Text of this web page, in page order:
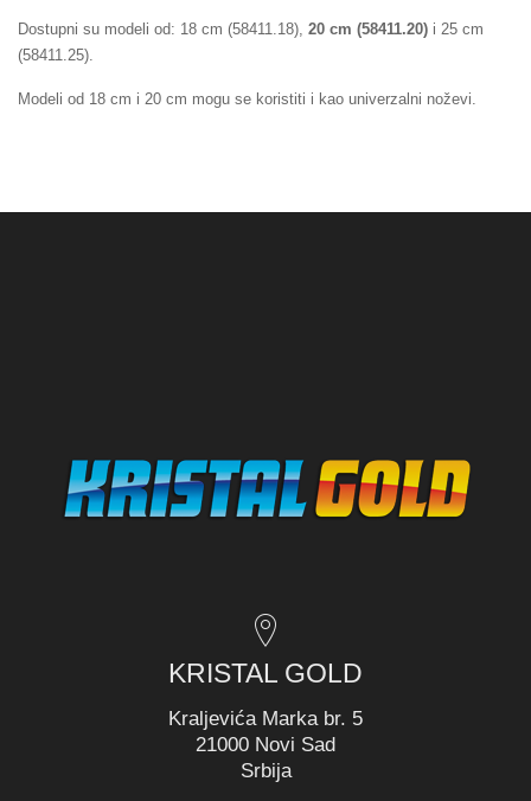
Dostupni su modeli od: 18 cm (58411.18), 20 cm (58411.20) i 25 cm
(58411.25).
Modeli od 18 cm i 20 cm mogu se koristiti i kao univerzalni noževi.
KRISTAL GOLD
Kraljevića Marka br. 5
21000 Novi Sad
Srbija